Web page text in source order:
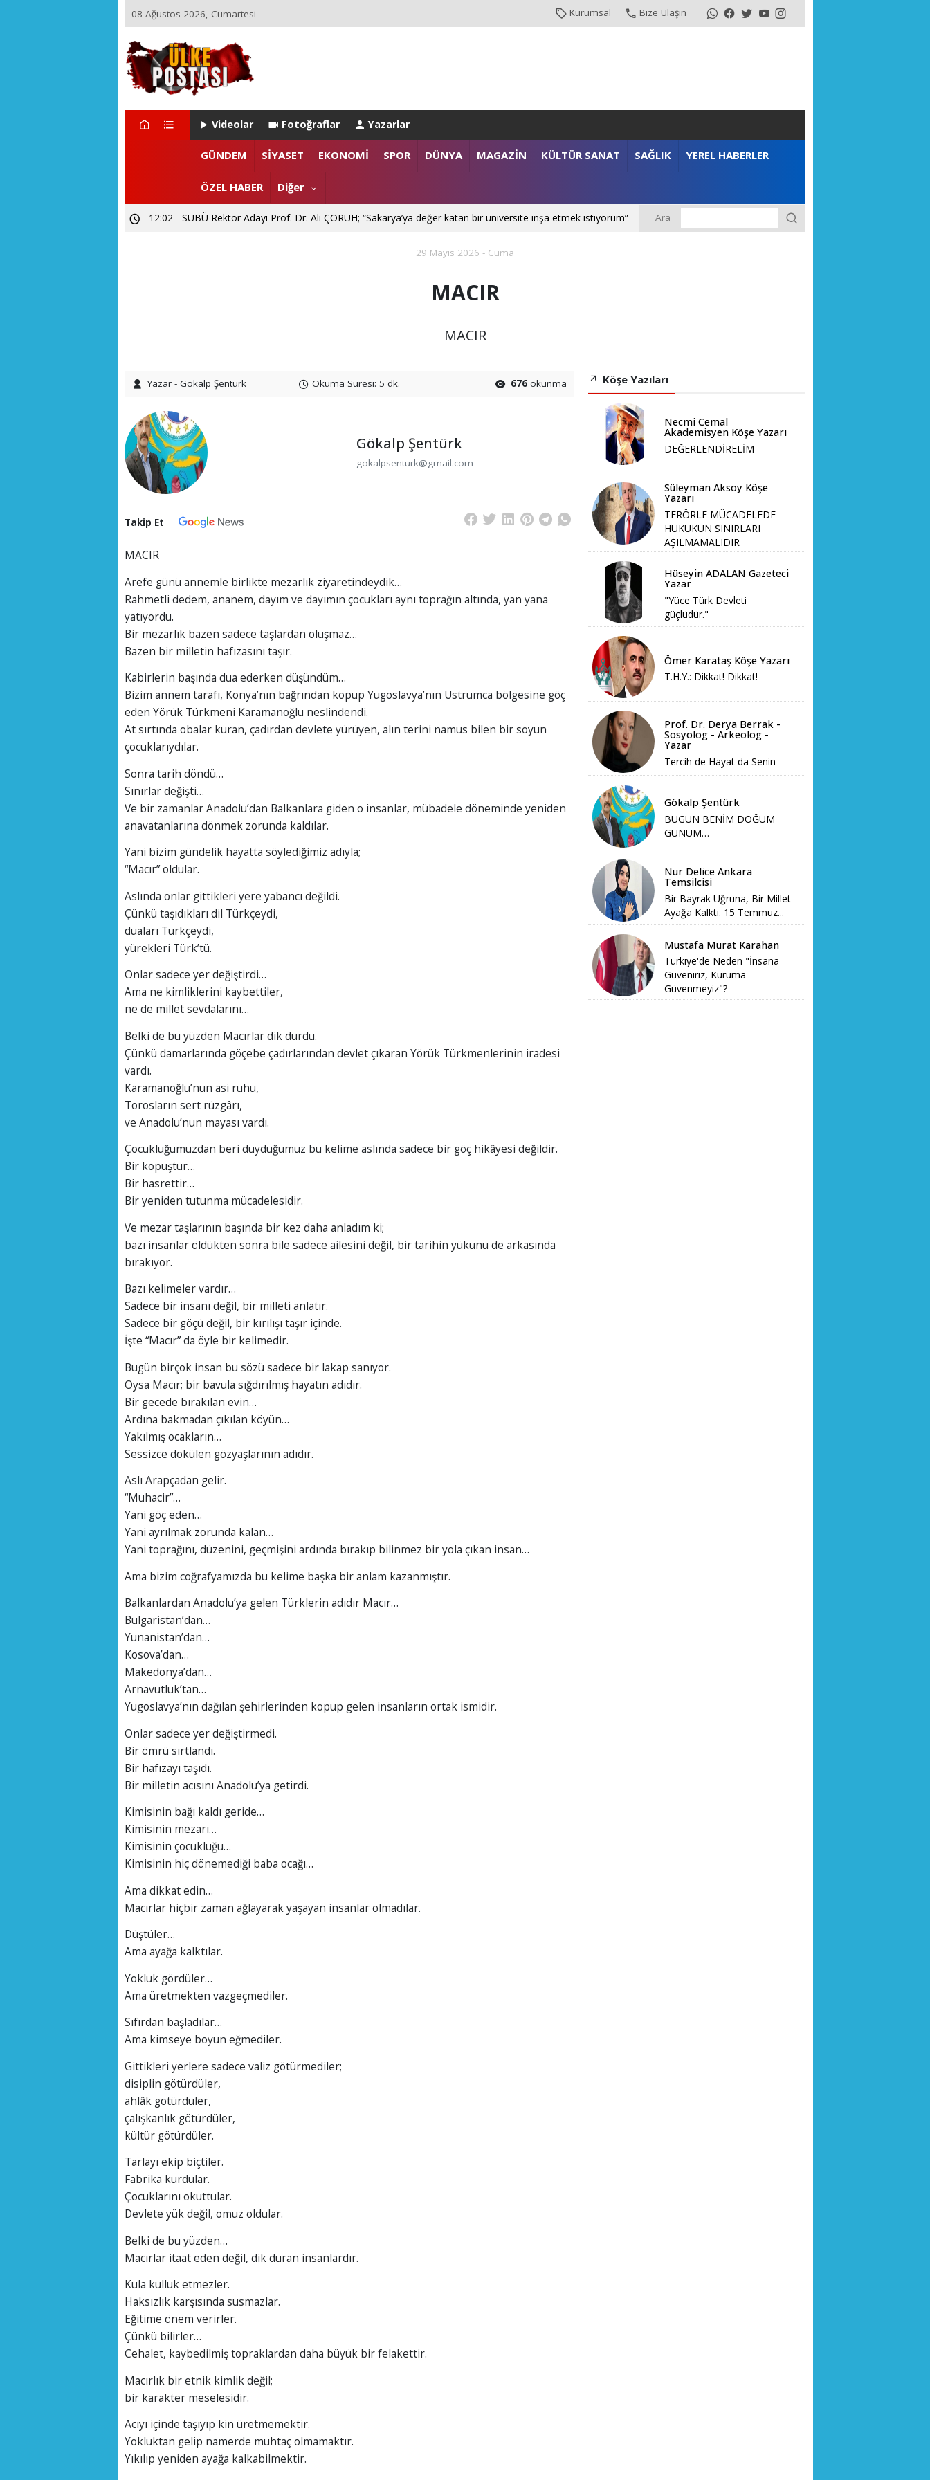
08 Ağustos 2026, Cumartesi Kurumsal Bize Ulaşın
Videolar Fotoğraflar Yazarlar
GÜNDEM SİYASET EKONOMİ SPOR DÜNYA MAGAZİN KÜLTÜR SANAT SAĞLIK YEREL HABERLER
ÖZEL HABER Diğer
22:29 - ZEYNEP ARI TETİK İSTANBUL EMNİYET MÜDÜRLÜĞÜ’NE ATANDI
12:02 - SUBÜ Rektör Adayı Prof. Dr. Ali ÇORUH; “Sakarya’ya değer katan bir üniversite inşa etmek istiyorum” Ara
29 Mayıs 2026 - Cuma
MACIR
MACIR
Yazar - Gökalp Şentürk Okuma Süresi: 5 dk. 676 okunma
Gökalp Şentürk
gokalpsenturk@gmail.com -
Takip Et
MACIR
Arefe günü annemle birlikte mezarlık ziyaretindeydik…
Rahmetli dedem, ananem, dayım ve dayımın çocukları aynı toprağın altında, yan yana
yatıyordu.
Bir mezarlık bazen sadece taşlardan oluşmaz…
Bazen bir milletin hafızasını taşır.
Kabirlerin başında dua ederken düşündüm…
Bizim annem tarafı, Konya’nın bağrından kopup Yugoslavya’nın Ustrumca bölgesine göç
eden Yörük Türkmeni Karamanoğlu neslindendi.
At sırtında obalar kuran, çadırdan devlete yürüyen, alın terini namus bilen bir soyun
çocuklarıydılar.
Sonra tarih döndü…
Sınırlar değişti…
Ve bir zamanlar Anadolu’dan Balkanlara giden o insanlar, mübadele döneminde yeniden
anavatanlarına dönmek zorunda kaldılar.
Yani bizim gündelik hayatta söylediğimiz adıyla;
“Macır” oldular.
Aslında onlar gittikleri yere yabancı değildi.
Çünkü taşıdıkları dil Türkçeydi,
duaları Türkçeydi,
yürekleri Türk’tü.
Onlar sadece yer değiştirdi…
Ama ne kimliklerini kaybettiler,
ne de millet sevdalarını…
Belki de bu yüzden Macırlar dik durdu.
Çünkü damarlarında göçebe çadırlarından devlet çıkaran Yörük Türkmenlerinin iradesi
vardı.
Karamanoğlu’nun asi ruhu,
Torosların sert rüzgârı,
ve Anadolu’nun mayası vardı.
Çocukluğumuzdan beri duyduğumuz bu kelime aslında sadece bir göç hikâyesi değildir.
Bir kopuştur…
Bir hasrettir…
Bir yeniden tutunma mücadelesidir.
Ve mezar taşlarının başında bir kez daha anladım ki;
bazı insanlar öldükten sonra bile sadece ailesini değil, bir tarihin yükünü de arkasında
bırakıyor.
Bazı kelimeler vardır…
Sadece bir insanı değil, bir milleti anlatır.
Sadece bir göçü değil, bir kırılışı taşır içinde.
İşte “Macır” da öyle bir kelimedir.
Bugün birçok insan bu sözü sadece bir lakap sanıyor.
Oysa Macır; bir bavula sığdırılmış hayatın adıdır.
Bir gecede bırakılan evin…
Ardına bakmadan çıkılan köyün…
Yakılmış ocakların…
Sessizce dökülen gözyaşlarının adıdır.
Aslı Arapçadan gelir.
“Muhacir”…
Yani göç eden…
Yani ayrılmak zorunda kalan…
Yani toprağını, düzenini, geçmişini ardında bırakıp bilinmez bir yola çıkan insan…
Ama bizim coğrafyamızda bu kelime başka bir anlam kazanmıştır.
Balkanlardan Anadolu’ya gelen Türklerin adıdır Macır…
Bulgaristan’dan…
Yunanistan’dan…
Kosova’dan…
Makedonya’dan…
Arnavutluk’tan…
Yugoslavya’nın dağılan şehirlerinden kopup gelen insanların ortak ismidir.
Onlar sadece yer değiştirmedi.
Bir ömrü sırtlandı.
Bir hafızayı taşıdı.
Bir milletin acısını Anadolu’ya getirdi.
Kimisinin bağı kaldı geride…
Kimisinin mezarı…
Kimisinin çocukluğu…
Kimisinin hiç dönemediği baba ocağı…
Ama dikkat edin…
Macırlar hiçbir zaman ağlayarak yaşayan insanlar olmadılar.
Düştüler…
Ama ayağa kalktılar.
Yokluk gördüler…
Ama üretmekten vazgeçmediler.
Sıfırdan başladılar…
Ama kimseye boyun eğmediler.
Gittikleri yerlere sadece valiz götürmediler;
disiplin götürdüler,
ahlâk götürdüler,
çalışkanlık götürdüler,
kültür götürdüler.
Tarlayı ekip biçtiler.
Fabrika kurdular.
Çocuklarını okuttular.
Devlete yük değil, omuz oldular.
Belki de bu yüzden…
Macırlar itaat eden değil, dik duran insanlardır.
Kula kulluk etmezler.
Haksızlık karşısında susmazlar.
Eğitime önem verirler.
Çünkü bilirler…
Cehalet, kaybedilmiş topraklardan daha büyük bir felakettir.
Macırlık bir etnik kimlik değil;
bir karakter meselesidir.
Acıyı içinde taşıyıp kin üretmemektir.
Yokluktan gelip namerde muhtaç olmamaktır.
Yıkılıp yeniden ayağa kalkabilmektir.
Köşe Yazıları
Necmi Cemal
Akademisyen Köşe Yazarı
DEĞERLENDİRELİM
Süleyman Aksoy Köşe
Yazarı
TERÖRLE MÜCADELEDE
HUKUKUN SINIRLARI
AŞILMAMALIDIR
Hüseyin ADALAN Gazeteci
Yazar
"Yüce Türk Devleti
güçlüdür."
Ömer Karataş Köşe Yazarı
T.H.Y.: Dikkat! Dikkat!
Prof. Dr. Derya Berrak -
Sosyolog - Arkeolog -
Yazar
Tercih de Hayat da Senin
Gökalp Şentürk
BUGÜN BENİM DOĞUM
GÜNÜM…
Nur Delice Ankara
Temsilcisi
Bir Bayrak Uğruna, Bir Millet
Ayağa Kalktı. 15 Temmuz...
Mustafa Murat Karahan
Türkiye'de Neden "İnsana
Güveniriz, Kuruma
Güvenmeyiz"?